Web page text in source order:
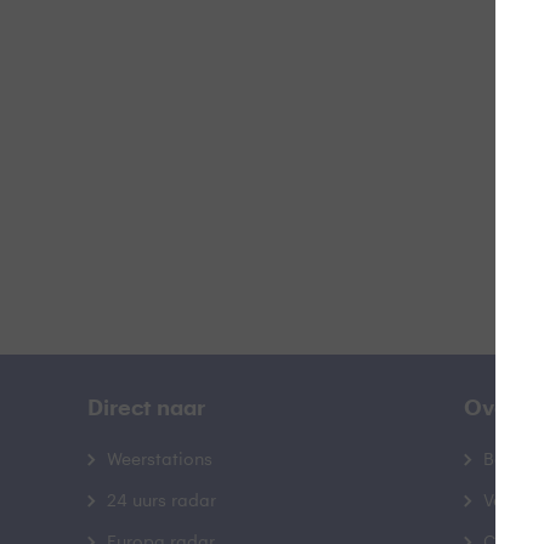
Direct naar
Weerstations
24 uurs radar
Over